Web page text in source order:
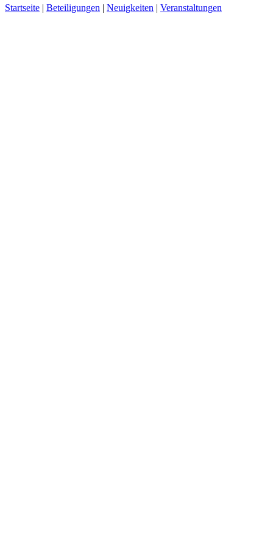
Startseite | Beteiligungen | Neuigkeiten | Veranstaltungen